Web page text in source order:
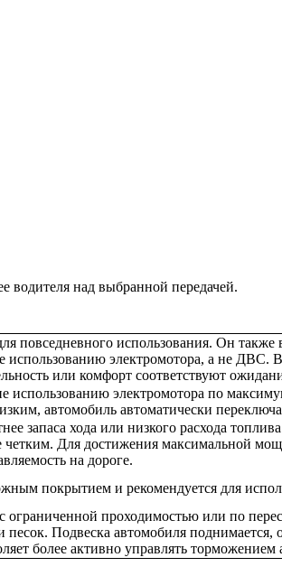
над выбранной передачей.
повседневного использования. Он
электромотора, а не ДВС.
или комфорт соответствуют
электромотора по
автомобиль автоматически
запаса хода или низкого расхода
Для достижения максимальной
на дороге.
покрытием и рекомендуется для
проходимостью или по
Подвеска автомобиля
более активно управлять торможением